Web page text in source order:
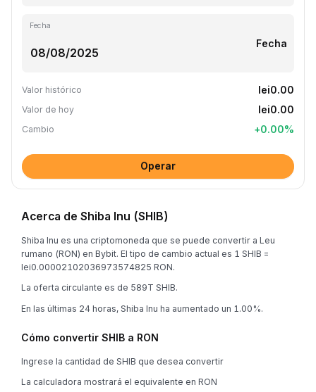
Fecha
Fecha
Valor histórico lei0.00
Valor de hoy lei0.00
Cambio +0.00%
Operar
Acerca de Shiba Inu (SHIB)
Shiba Inu es una criptomoneda que se puede convertir a Leu
rumano (RON) en Bybit. El tipo de cambio actual es 1 SHIB =
lei0.00002102036973574825 RON.
La oferta circulante es de 589T SHIB.
En las últimas 24 horas, Shiba Inu ha aumentado un 1.00%.
Cómo convertir SHIB a RON
Ingrese la cantidad de SHIB que desea convertir
La calculadora mostrará el equivalente en RON